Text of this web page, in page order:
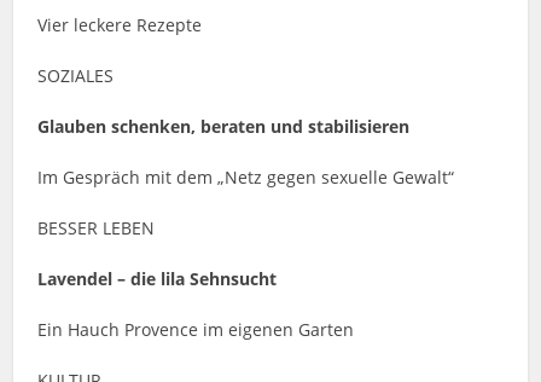
Vier leckere Rezepte
SOZIALES
Glauben schenken, beraten und stabilisieren
Im Gespräch mit dem „Netz gegen sexuelle Gewalt“
BESSER LEBEN
Lavendel – die lila Sehnsucht
Ein Hauch Provence im eigenen Garten